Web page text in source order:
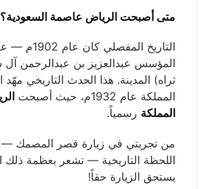
متى أصبحت الرياض عاصمة السعودية؟
التاريخ
المؤسس عبدالعزيز بن عبدالرحمن
ثراه) المدينة. هذا الحدث التاريخي مهّد
المملكة عام 1932م، حيث أصبحت
المملكة رسمياً.
من تجربتي في زيارة قصر المصمك —
اللحظة التاريخية — تشعر بعظمة ذلك
يستحق الزيارة حقاً!